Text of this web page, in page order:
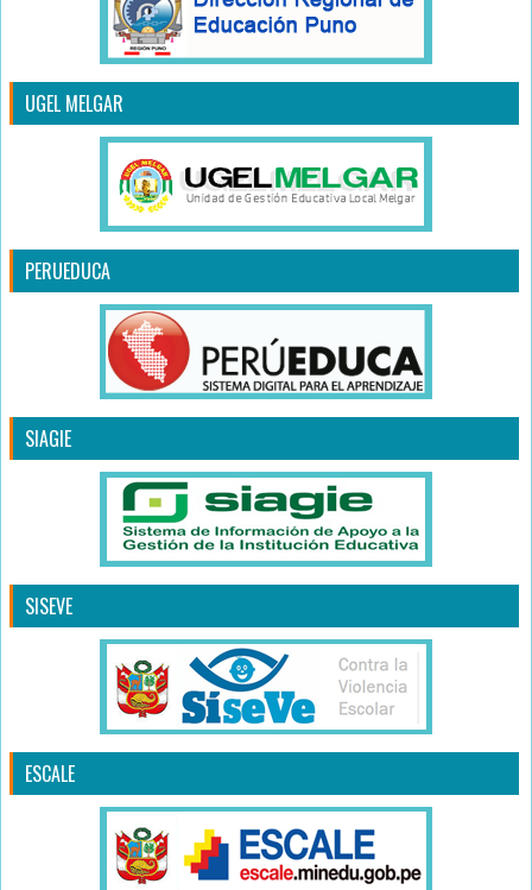
UGEL MELGAR
PERUEDUCA
SIAGIE
SISEVE
ESCALE